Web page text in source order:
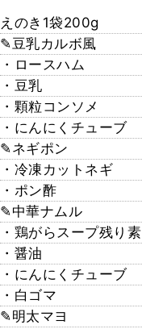
えのき1袋200g
✎豆乳カルボ風
・ロースハム
・豆乳
・顆粒コンソメ
・にんにくチューブ
✎ネギポン
・冷凍カットネギ
・ポン酢
✎中華ナムル
・鶏がらスープ残り素
・醤油
・にんにくチューブ
・白ゴマ
✎明太マヨ